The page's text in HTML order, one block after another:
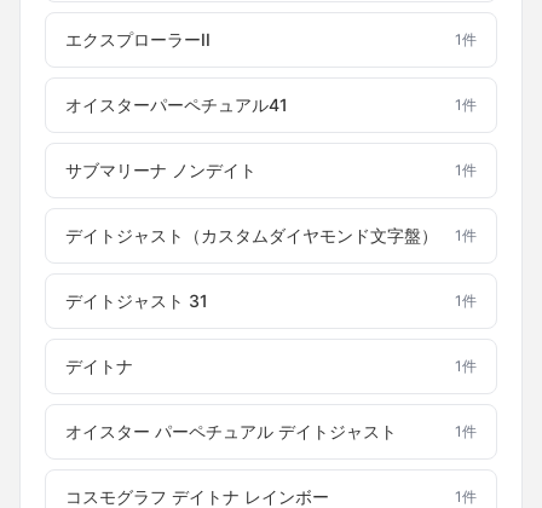
エクスプローラーII 1件
オイスターパーペチュアル41 1件
サブマリーナ ノンデイト 1件
デイトジャスト（カスタムダイヤモンド文字盤） 1件
デイトジャスト 31 1件
デイトナ 1件
オイスター パーペチュアル デイトジャスト 1件
コスモグラフ デイトナ レインボー 1件